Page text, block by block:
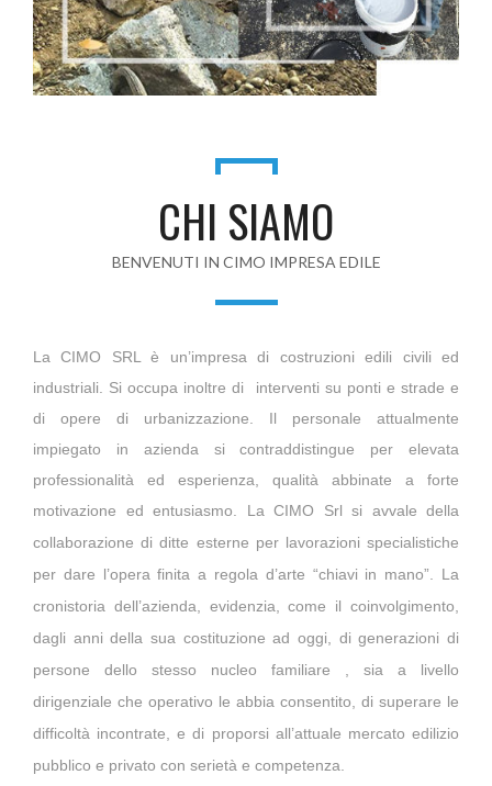
CHI SIAMO
BENVENUTI IN CIMO IMPRESA EDILE
La CIMO SRL è un’impresa di costruzioni edili civili ed
industriali. Si occupa inoltre di interventi su ponti e strade e
di opere di urbanizzazione. Il personale attualmente
impiegato in azienda si contraddistingue per elevata
professionalità ed esperienza, qualità abbinate a forte
motivazione ed entusiasmo. La CIMO Srl si avvale della
collaborazione di ditte esterne per lavorazioni specialistiche
per dare l’opera finita a regola d’arte “chiavi in mano”. La
cronistoria dell’azienda, evidenzia, come il coinvolgimento,
dagli anni della sua costituzione ad oggi, di generazioni di
persone dello stesso nucleo familiare , sia a livello
dirigenziale che operativo le abbia consentito, di superare le
difficoltà incontrate, e di proporsi all’attuale mercato edilizio
pubblico e privato con serietà e competenza.